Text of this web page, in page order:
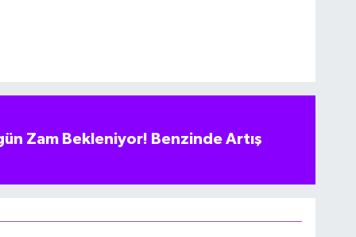
Zam Bekleniyor! Benzinde Artış